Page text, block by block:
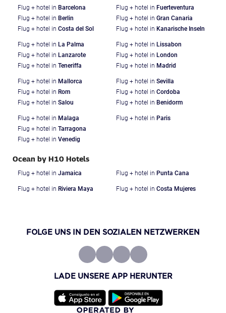
Flug + hotel in Barcelona
Flug + hotel in Berlin
Flug + hotel in Costa del Sol
Flug + hotel in Fuerteventura
Flug + hotel in Gran Canaria
Flug + hotel in Kanarische Inseln
Flug + hotel in La Palma
Flug + hotel in Lanzarote
Flug + hotel in Teneriffa
Flug + hotel in Lissabon
Flug + hotel in London
Flug + hotel in Madrid
Flug + hotel in Mallorca
Flug + hotel in Rom
Flug + hotel in Salou
Flug + hotel in Sevilla
Flug + hotel in Cordoba
Flug + hotel in Benidorm
Flug + hotel in Malaga
Flug + hotel in Tarragona
Flug + hotel in Venedig
Flug + hotel in Paris
Ocean by H10 Hotels
Flug + hotel in Jamaica Flug + hotel in Punta Cana
Flug + hotel in Riviera Maya Flug + hotel in Costa Mujeres
FOLGE UNS IN DEN SOZIALEN NETZWERKEN
LADE UNSERE APP HERUNTER